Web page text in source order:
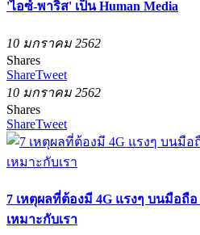
'ไอซ์-พาริส' เป็น Human Media
10 มกราคม 2562
Shares
ShareTweet
10 มกราคม 2562
Shares
ShareTweet
7 เหตุผลที่ต้องมี 4G แรงๆ บนมือถื
เหมาะกับเรา